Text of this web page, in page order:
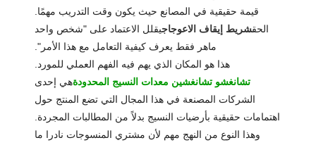
قيمة حقيقية في المصانع حيث يكون وقت التدريب مهمًا.
الحقشريط إيقاف الاعوجاجيقلل الاعتماد على "شخص واحد
ماهر فقط يعرف كيفية التعامل مع هذا الأمر".
هذا هو المكان الذي يهم فيه الفهم العملي للمورد.
تشانغشو تشانغشين معدات النسيج المحدودةهي إحدى
الشركات المصنعة في هذا المجال التي تضع المنتج حول
اهتمامات حقيقية بأرضيات النسيج بدلاً من المطالبات المجردة.
وهذا النوع من النهج مهم لأن مشتري المنسوجات نادرا ما